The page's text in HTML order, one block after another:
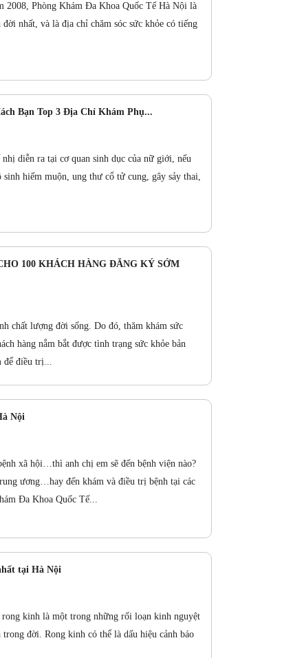
2008, Phòng Khám Đa Khoa Quốc Tế Hà Nội là
nhất, và là địa chỉ chăm sóc sức khỏe có tiếng
Bạn Top 3 Địa Chỉ Khám Phụ...
diễn ra tại cơ quan sinh dục của nữ giới, nếu
hiếm muộn, ung thư cổ tử cung, gây sảy thai,
100 KHÁCH HÀNG ĐĂNG KÝ SỚM
chất lượng đời sống. Do đó, thăm khám sức
hàng nắm bắt được tình trạng sức khỏe bản
để điều trị...
Nội
xã hội…thì anh chị em sẽ đến bệnh viện nào?
ương…hay đến khám và điều trị bệnh tại các
Đa Khoa Quốc Tế...
tại Hà Nội
kinh là một trong những rối loạn kinh nguyệt
đời. Rong kinh có thể là dấu hiệu cảnh báo